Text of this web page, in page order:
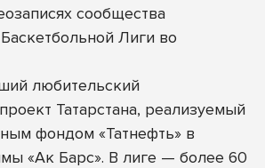
сообщества
Лиги во
любительский
Татарстана, реализуемый
фондом «Татнефть» в
«Ак Барс». В лиге — более 60